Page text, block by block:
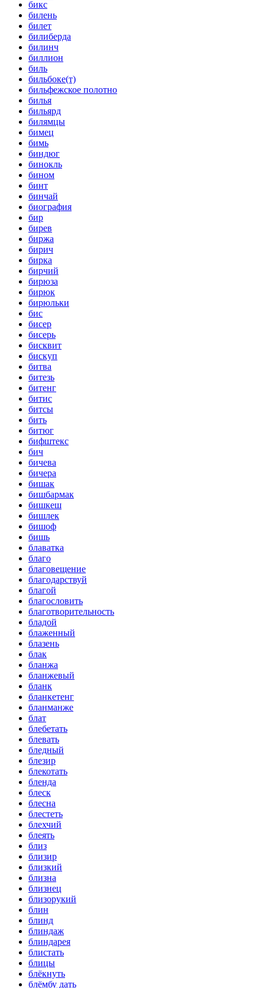
бикс
билень
билет
билиберда
билинч
биллион
биль
бильбоке(т)
бильфежское полотно
билья
бильярд
билямцы
бимец
бимь
биндюг
бинокль
бином
бинт
бинчай
биография
бир
бирев
биржа
бирич
бирка
бирчий
бирюза
бирюк
бирюльки
бис
бисер
бисерь
бисквит
бискуп
битва
битезь
битенг
битис
битсы
бить
битюг
бифштекс
бич
бичева
бичера
бишак
бишбармак
бишкеш
бишлек
бишоф
бишь
блаватка
благо
благовещение
благодарствуй
благой
благословить
благотворительность
бладой
блаженный
блазень
блак
бланжа
бланжевый
бланк
бланкетенг
бланманже
блат
блебетать
блевать
бледный
блезир
блекотать
бленда
блеск
блесна
блестеть
блехчий
блеять
близ
близир
близкий
близна
близнец
близорукий
блин
блинд
блиндаж
блиндарея
блистать
блицы
блёкнуть
блёмбу дать